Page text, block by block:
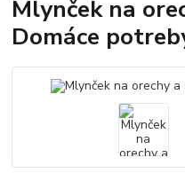
Mlynček na
Domáce